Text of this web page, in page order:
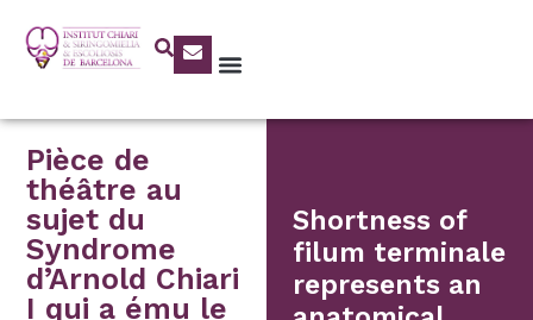
Pièce de
théâtre au
sujet du
Syndrome
d’Arnold Chiari
I qui a ému le
Shortness of
filum terminale
represents an